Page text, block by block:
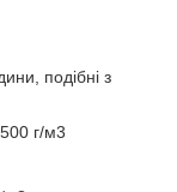
подібні з
г/м3